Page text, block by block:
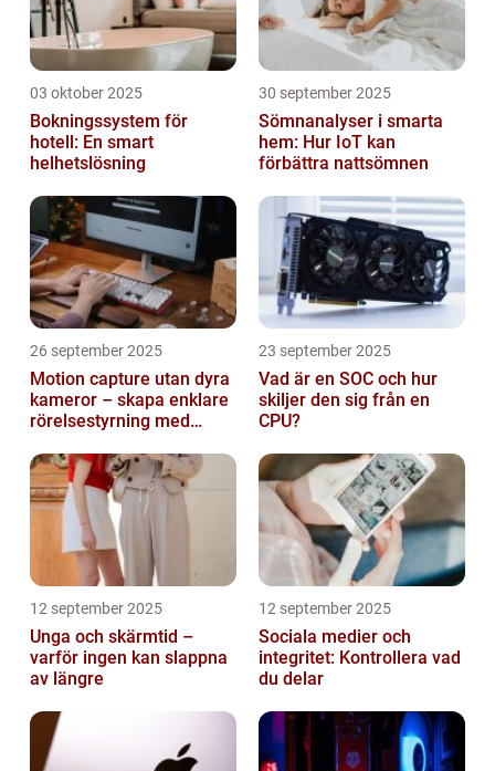
03 oktober 2025
Bokningssystem för
hotell: En smart
helhetslösning
30 september 2025
Sömnanalyser i smarta
hem: Hur IoT kan
förbättra nattsömnen
26 september 2025
Motion capture utan dyra
kameror – skapa enklare
rörelsestyrning med
23 september 2025
Vad är en SOC och hur
skiljer den sig från en
CPU?
12 september 2025
Unga och skärmtid –
varför ingen kan slappna
av längre
12 september 2025
Sociala medier och
integritet: Kontrollera vad
du delar